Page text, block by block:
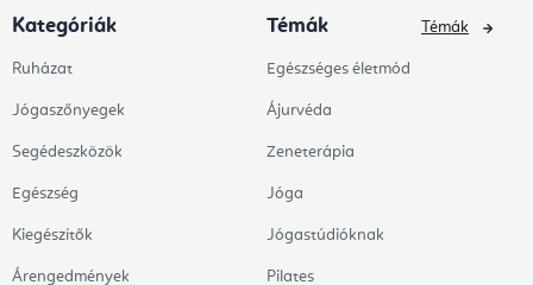
Kategóriák
Ruházat
Jógaszőnyegek
Segédeszközök
Egészség
Kiegészítők
Árengedmények
Témák
Egészséges életmód
Ájurvéda
Zeneterápia
Jóga
Jógastúdióknak
Pilates
Témák